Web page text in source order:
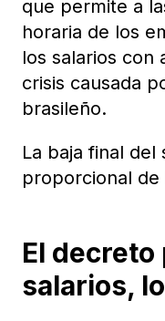
que permite a
horaria de los
los salarios con
crisis causada
brasileño.
La baja final
proporcional de
El
salarios,